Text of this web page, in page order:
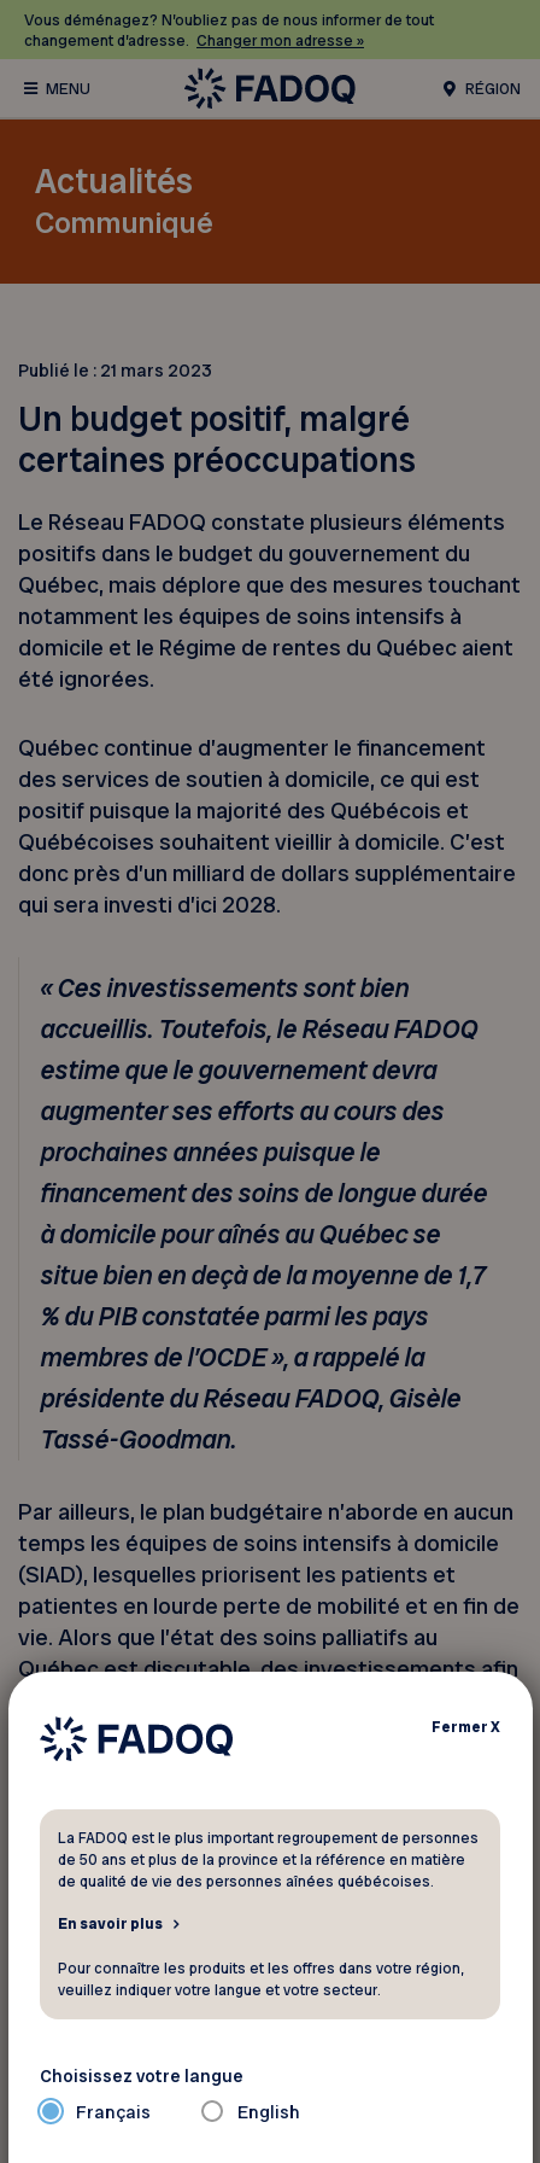
Vous déménagez? N’oubliez pas de nous informer de tout
changement d’adresse. Changer mon adresse »
RÉGION
Actualités
Communiqué
Publié le : 21 mars 2023
Un budget positif, malgré
certaines préoccupations
Le Réseau FADOQ constate plusieurs éléments
positifs dans le budget du gouvernement du
Québec, mais déplore que des mesures touchant
notamment les équipes de soins intensifs à
domicile et le Régime de rentes du Québec aient
été ignorées.
Québec continue d’augmenter le financement
des services de soutien à domicile, ce qui est
positif puisque la majorité des Québécois et
Québécoises souhaitent vieillir à domicile. C’est
donc près d’un milliard de dollars supplémentaire
qui sera investi d’ici 2028.
« Ces investissements sont bien
accueillis. Toutefois, le Réseau FADOQ
estime que le gouvernement devra
augmenter ses efforts au cours des
prochaines années puisque le
financement des soins de longue durée
à domicile pour aînés au Québec se
situe bien en deçà de la moyenne de 1,7
% du PIB constatée parmi les pays
membres de l’OCDE », a rappelé la
présidente du Réseau FADOQ, Gisèle
Tassé-Goodman.
Par ailleurs, le plan budgétaire n’aborde en aucun
temps les équipes de soins intensifs à domicile
(SIAD), lesquelles priorisent les patients et
patientes en lourde perte de mobilité et en fin de
vie. Alors que l’état des soins palliatifs au
Québec est discutable, des investissements afin
avisés.
FermerX
La FADOQ est le plus important regroupement de personnes
de 50 ans et plus de la province et la référence en matière
de qualité de vie des personnes aînées québécoises.
En savoir plus
Pour connaître les produits et les offres dans votre région,
veuillez indiquer votre langue et votre secteur.
Choisissez votre langue
Français English